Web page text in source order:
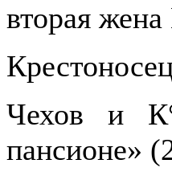
вторая
Чехов и
пансионе»